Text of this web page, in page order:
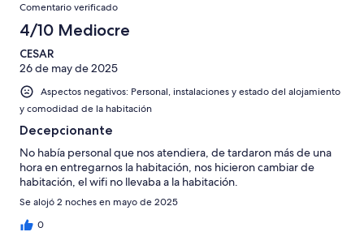
Bueno
Normal
una
puntuación
Mediocre
una
puntuación
de
Comentario verificado
4/10 Mediocre
CESAR
26 de may de 2025
Aspectos negativos: Personal, instalaciones y estado del alojamiento
y comodidad de la habitación
Decepcionante
No había personal que nos atendiera, de tardaron más de una
hora en entregarnos la habitación, nos hicieron cambiar de
habitación, el wifi no llevaba a la habitación.
Se alojó 2 noches en mayo de 2025
0